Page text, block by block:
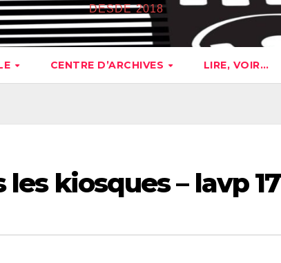
DESDE 2018
CENTRE D’ARCHIVES LIRE, VOIR…
les kiosques – lavp